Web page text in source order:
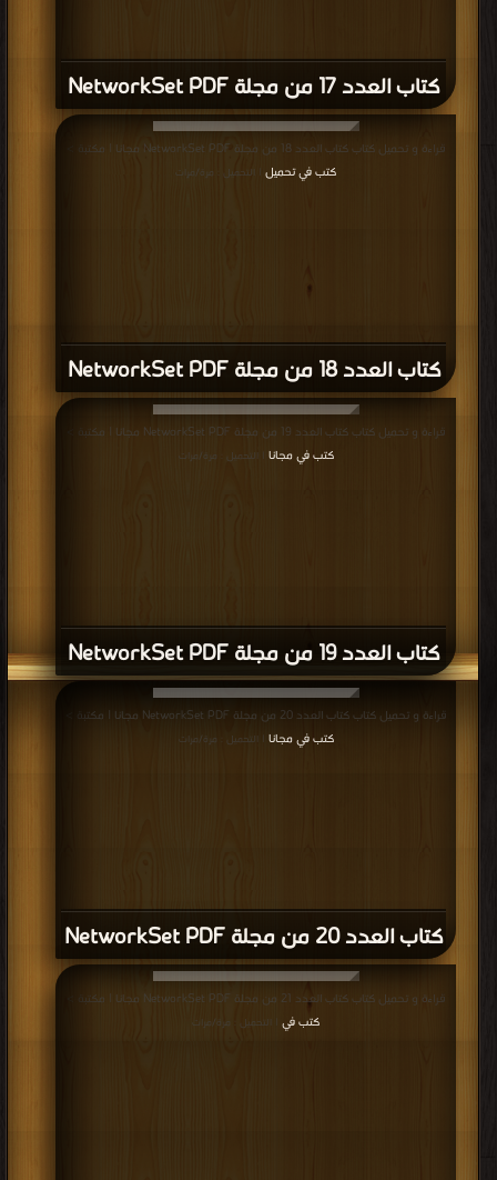
كتاب العدد 17 من مجلة NetworkSet PDF
كتاب العدد 18 من مجلة NetworkSet PDF
قراءة و تحميل كتاب كتاب العدد 18 من مجلة NetworkSet PDF مجانا | مكتبة >
كتب في تحميل | التحميل : مرة/مرات
كتاب العدد 19 من مجلة NetworkSet PDF
قراءة و تحميل كتاب كتاب العدد 19 من مجلة NetworkSet PDF مجانا | مكتبة >
كتب في مجانا | التحميل : مرة/مرات
كتاب العدد 20 من مجلة NetworkSet PDF
قراءة و تحميل كتاب كتاب العدد 20 من مجلة NetworkSet PDF مجانا | مكتبة >
كتب في مجانا | التحميل : مرة/مرات
قراءة و تحميل كتاب كتاب العدد 21 من مجلة NetworkSet PDF مجانا | مكتبة >
كتب في
| التحميل : مرة/مرات